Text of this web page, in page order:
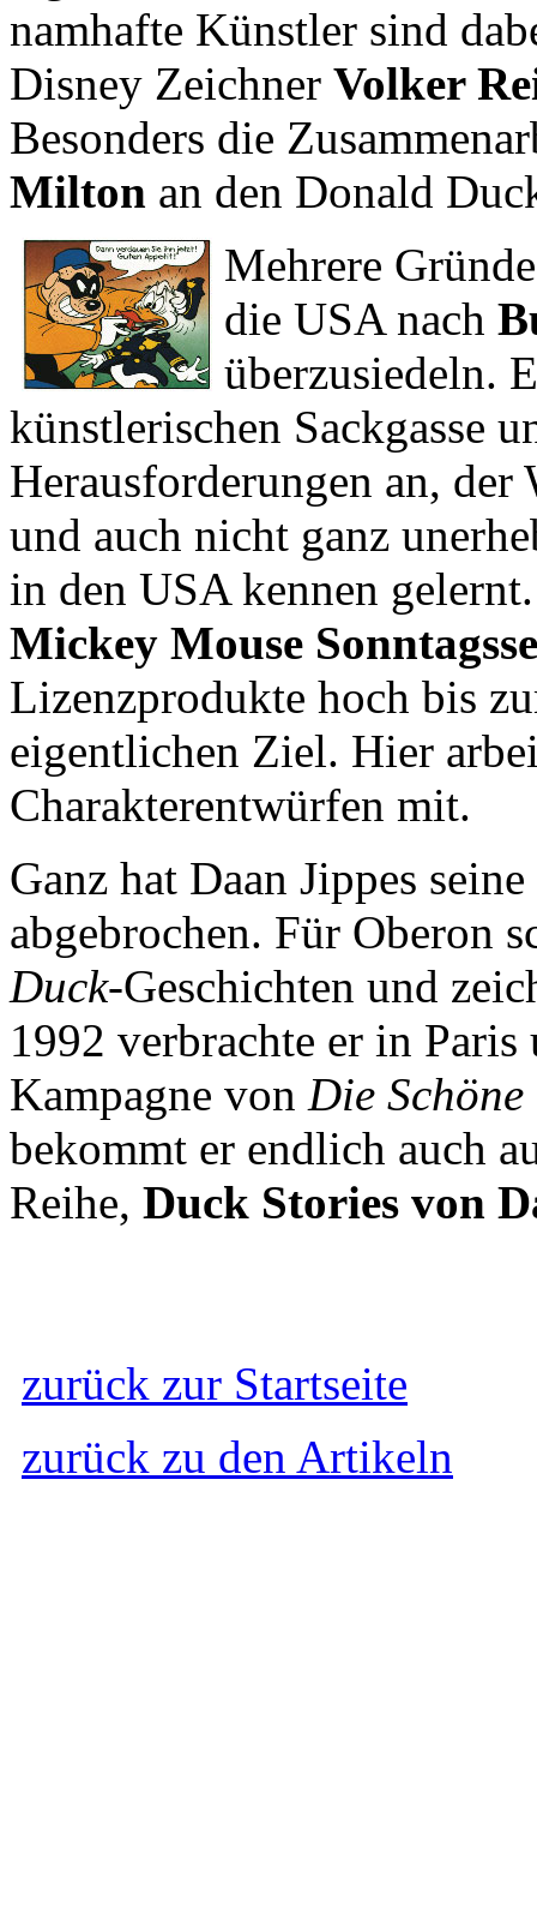
namhafte Künstler sind
Disney Zeichner Volker
Besonders die
Milton an den Donald
Mehrere
die USA nach
überzusiedeln.
künstlerischen Sackgasse
Herausforderungen an, der
und auch nicht ganz
in den USA kennen
Mickey Mouse
Lizenzprodukte hoch bis
eigentlichen Ziel. Hier
Charakterentwürfen mit.
Ganz hat Daan Jippes
abgebrochen. Für Oberon
Duck-Geschichten und
1992 verbrachte er in
Kampagne von Die
bekommt er endlich auch
Reihe, Duck Stories von
zurück zur Startseite
zurück zu den Artikeln